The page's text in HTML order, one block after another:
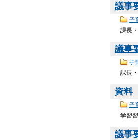
議事
子
課長
議事
子
課長
資料
子
学習
議事